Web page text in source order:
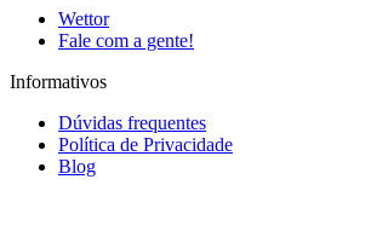
Wettor
Fale com a gente!
Informativos
Dúvidas frequentes
Política de Privacidade
Blog